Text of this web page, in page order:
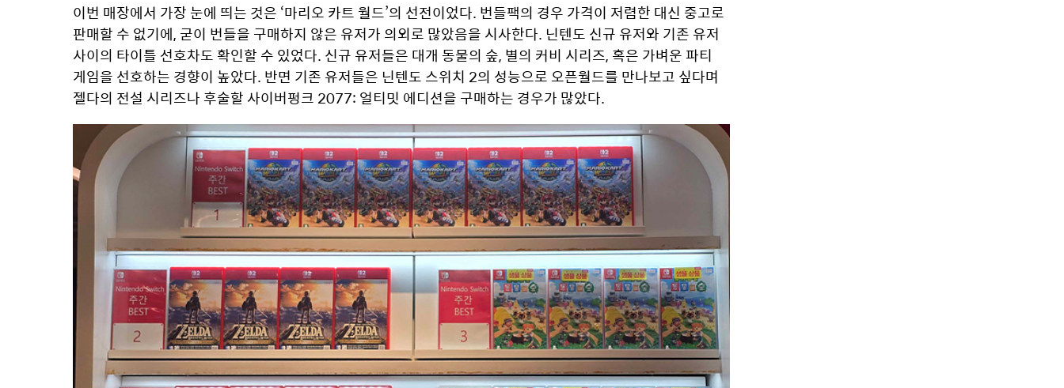
이번 매장에서 가장 눈에 띄는 것은 ‘마리오 카트 월드’의 선전이었다. 번들팩의 경우 가격이 저렴한 대신 중고로
판매할 수 없기에, 굳이 번들을 구매하지 않은 유저가 의외로 많았음을 시사한다. 닌텐도 신규 유저와 기존 유저
사이의 타이틀 선호차도 확인할 수 있었다. 신규 유저들은 대개 동물의 숲, 별의 커비 시리즈, 혹은 가벼운 파티
게임을 선호하는 경향이 높았다. 반면 기존 유저들은 닌텐도 스위치 2의 성능으로 오픈월드를 만나보고 싶다며
젤다의 전설 시리즈나 후술할 사이버펑크 2077: 얼티밋 에디션을 구매하는 경우가 많았다.